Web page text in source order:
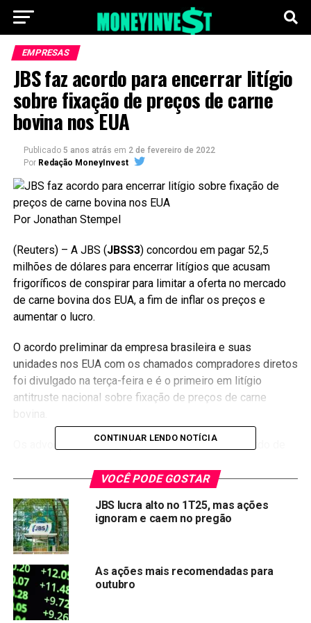
EMPRESAS
JBS faz acordo para encerrar litígio
sobre fixação de preços de carne
bovina nos EUA
Publicado 5 anos atrás em 2 de fevereiro de 2022
Por Redação MoneyInvest
Por Jonathan Stempel
(Reuters) – A JBS (JBSS3) concordou em pagar 52,5
milhões de dólares para encerrar litígios que acusam
frigoríficos de conspirar para limitar a oferta no mercado
de carne bovina dos EUA, a fim de inflar os preços e
aumentar o lucro.
O acordo preliminar da empresa brasileira e suas
unidades nos EUA com os chamados compradores diretos
foi divulgado na terça-feira e é o primeiro em litígio
antitruste nacional sobre fixação de preços de carne
Os advogados dos compradores chamaram o acordo de
acordo de 24,5 milhões de dólares da JBS em 2020 sobre
suína.
Em nota, a JBS disse que não admitiu responsabilidade,
mas que o acordo era de seu interesse. A empresa
também disse que se defenderá de acusações de fixação
de preços de carne bovina por outros demandantes.
CONTINUAR LENDO NOTÍCIA
VOCÊ PODE GOSTAR
JBS lucra alto no 1T25, mas ações
ignoram e caem no pregão
As ações mais recomendadas para
outubro